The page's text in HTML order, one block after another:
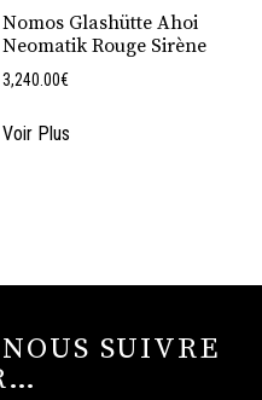
Nomos Glashütte Ahoi
Neomatik Rouge Sirène
3,240.00€
Voir Plus
SUIVRE